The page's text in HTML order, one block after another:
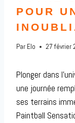
POUR
Par Elo 27 février
Plonger dans
une journée
ses terrains
Paintball